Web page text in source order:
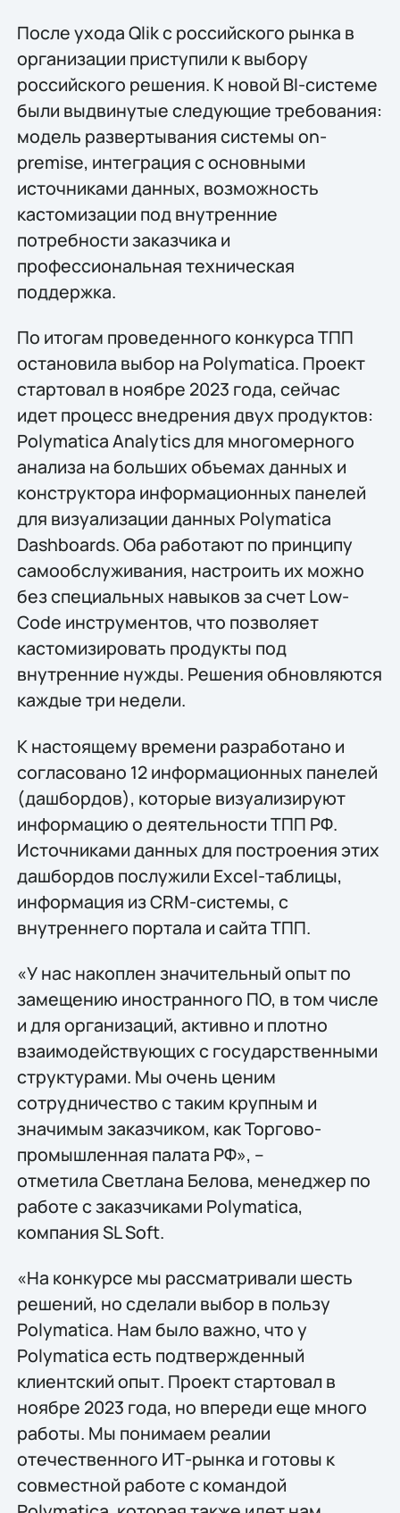
После ухода Qlik с российского рынка в
организации приступили к выбору
российского решения. К новой BI-системе
были выдвинутые следующие требования:
модель развертывания системы on-
premise, интеграция с основными
источниками данных, возможность
кастомизации под внутренние
потребности заказчика и
профессиональная техническая
поддержка.
По итогам проведенного конкурса ТПП
остановила выбор на Polymatica. Проект
стартовал в ноябре 2023 года, сейчас
идет процесс внедрения двух продуктов:
Polymatica Analytics для многомерного
анализа на больших объемах данных и
конструктора информационных панелей
для визуализации данных Polymatica
Dashboards. Оба работают по принципу
самообслуживания, настроить их можно
без специальных навыков за счет Low-
Code инструментов, что позволяет
кастомизировать продукты под
внутренние нужды. Решения обновляются
каждые три недели.
К настоящему времени разработано и
согласовано 12 информационных панелей
(дашбордов), которые визуализируют
информацию о деятельности ТПП РФ.
Источниками данных для построения этих
дашбордов послужили Excel-таблицы,
информация из CRM-системы, с
внутреннего портала и сайта ТПП.
«У нас накоплен значительный опыт по
замещению иностранного ПО, в том числе
и для организаций, активно и плотно
взаимодействующих с государственными
структурами. Мы очень ценим
сотрудничество с таким крупным и
значимым заказчиком, как Торгово-
промышленная палата РФ», –
отметила Светлана Белова, менеджер по
работе с заказчиками Polymatica,
компания SL Soft.
«На конкурсе мы рассматривали шесть
решений, но сделали выбор в пользу
Polymatica. Нам было важно, что у
Polymatica есть подтвержденный
клиентский опыт. Проект стартовал в
ноябре 2023 года, но впереди еще много
работы. Мы понимаем реалии
отечественного ИТ-рынка и готовы к
совместной работе с командой